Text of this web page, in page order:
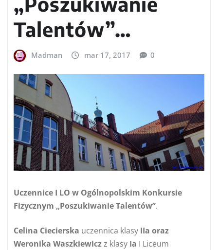
Talentów”…
Madman mar 17, 2017 0
Uczennice I LO w Ogólnopolskim Konkursie
Fizycznym „Poszukiwanie Talentów”.
Celina Ciecierska uczennica klasy IIa oraz
Weronika Waszkiewiczz klasy Ia I Liceum